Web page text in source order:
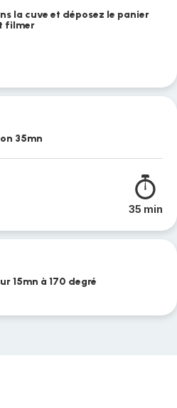
la cuve et déposez le panier
filmer
35mn
35 min
15mn à 170 degré